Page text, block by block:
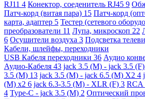
RJ11 4 Конектор, соеденитель RJ45 9
Патч-корд (витая пара) 15 Патч-корд
карта, адаптер 5 Тестер (сетевого
преобразователи 11 Лупа, микроскоп 22
6 Осушители воздуха 3 Подсветка
Кабели, шлейфы, переходники
USB Кабеля переходники 36 Аудио
Аудио-Кабеля 43 jack 3.5 (M) - jack 3.5 (F)
3.5 (M) 13 jack 3.5 (M) - jack 6.5 (M) X2 4
(M) x2 6 jack 6.3-3.5 (M) - XLR (F) 3 RCA
4 Type-C - jack 3.5 (M) 2 Оптический